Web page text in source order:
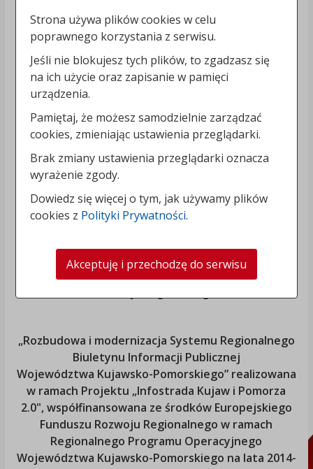
„Rozbudowa i modernizacja Systemu Regionalnego
Biuletynu Informacji Publicznej
Województwa Kujawsko-Pomorskiego” realizowana
w ramach Projektu „Infostrada Kujaw i Pomorza
2.0", współfinansowana ze środków Europejskiego
Funduszu Rozwoju Regionalnego w ramach
Regionalnego Programu Operacyjnego
Województwa Kujawsko-Pomorskiego na lata 2014-
Strona używa plików cookies w celu
poprawnego korzystania z serwisu.
Jeśli nie blokujesz tych plików, to zgadzasz się
na ich użycie oraz zapisanie w pamięci
urządzenia.
Pamiętaj, że możesz samodzielnie zarządzać
cookies, zmieniając ustawienia przeglądarki.
Brak zmiany ustawienia przeglądarki oznacza
wyrażenie zgody.
Dowiedz się więcej o tym, jak używamy plików
cookies z Polityki Prywatności.
Akceptuję i przechodzę do serwisu